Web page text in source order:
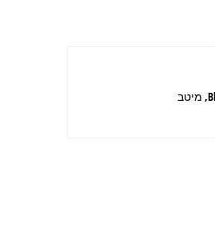
מקור: Bloomberg, מיטב